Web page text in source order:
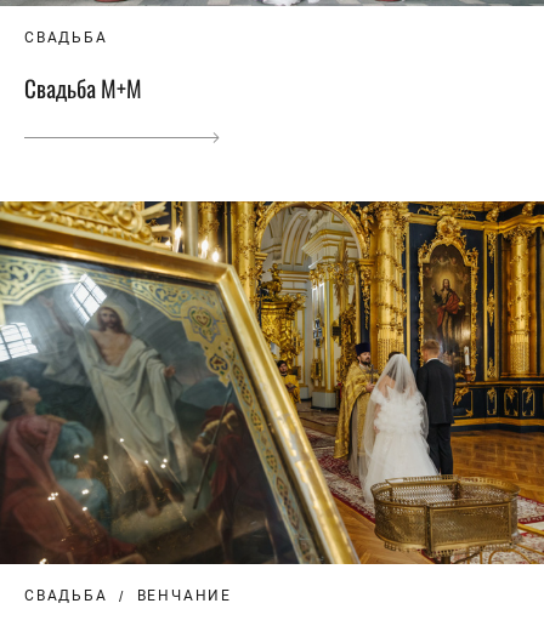
СВАДЬБА
Свадьба М+М
СВАДЬБА ВЕНЧАНИЕ